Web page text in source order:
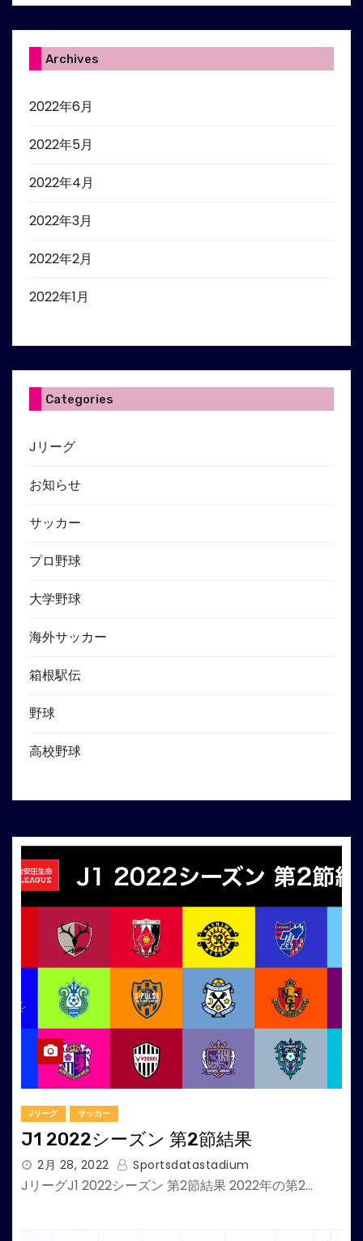
Archives
2022年6月
2022年5月
2022年4月
2022年3月
2022年2月
2022年1月
Categories
Jリーグ
お知らせ
サッカー
プロ野球
大学野球
海外サッカー
箱根駅伝
野球
高校野球
Jリーグ サッカー
J1 2022シーズン 第2節結果
2月 28, 2022 Sportsdatastadium
JリーグJ1 2022シーズン 第2節結果 2022年の第2…